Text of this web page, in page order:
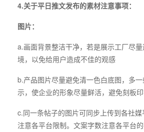
4.关于平日推文发布的素材注意事项：
图片：
a.画面背景整洁干净，若是展示工厂尽量
境，以免给用户造成不佳的观感
b.产品图片尽量避免清一色白底图，多
示，使企业的形象尽量鲜活，避免刻板
c.同一条帖子的图片可同步上传到各社
注意各平台限制。文案字数注意各平台